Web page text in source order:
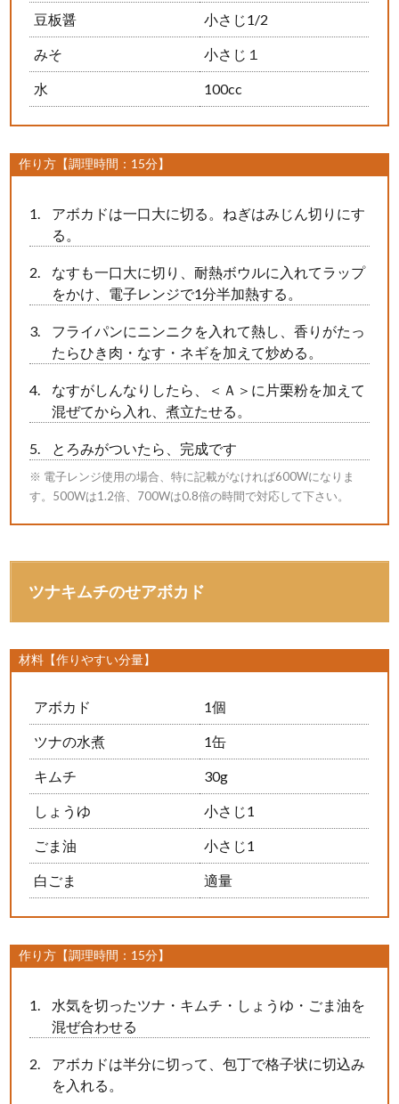
豆板醤 小さじ1/2
みそ 小さじ１
水 100cc
作り方【調理時間：15分】
アボカドは一口大に切る。ねぎはみじん切りにす
る。
なすも一口大に切り、耐熱ボウルに入れてラップ
をかけ、電子レンジで1分半加熱する。
フライパンにニンニクを入れて熱し、香りがたっ
たらひき肉・なす・ネギを加えて炒める。
なすがしんなりしたら、＜Ａ＞に片栗粉を加えて
混ぜてから入れ、煮立たせる。
とろみがついたら、完成です
※ 電子レンジ使用の場合、特に記載がなければ600Wになりま
す。500Wは1.2倍、700Wは0.8倍の時間で対応して下さい。
ツナキムチのせアボカド
材料【作りやすい分量】
アボカド 1個
ツナの水煮 1缶
キムチ 30g
しょうゆ 小さじ1
ごま油 小さじ1
白ごま 適量
作り方【調理時間：15分】
水気を切ったツナ・キムチ・しょうゆ・ごま油を
混ぜ合わせる
アボカドは半分に切って、包丁で格子状に切込み
を入れる。